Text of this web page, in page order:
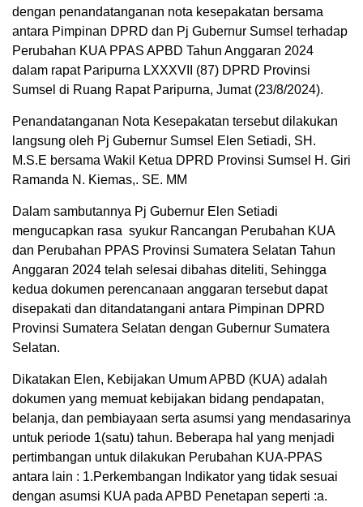
dengan penandatanganan nota kesepakatan bersama
antara Pimpinan DPRD dan Pj Gubernur Sumsel terhadap
Perubahan KUA PPAS APBD Tahun Anggaran 2024
dalam rapat Paripurna LXXXVII (87) DPRD Provinsi
Sumsel di Ruang Rapat Paripurna, Jumat (23/8/2024).
Penandatanganan Nota Kesepakatan tersebut dilakukan
langsung oleh Pj Gubernur Sumsel Elen Setiadi, SH.
M.S.E bersama Wakil Ketua DPRD Provinsi Sumsel H. Giri
Ramanda N. Kiemas,. SE. MM
Dalam sambutannya Pj Gubernur Elen Setiadi
mengucapkan rasa syukur Rancangan Perubahan KUA
dan Perubahan PPAS Provinsi Sumatera Selatan Tahun
Anggaran 2024 telah selesai dibahas diteliti, Sehingga
kedua dokumen perencanaan anggaran tersebut dapat
disepakati dan ditandatangani antara Pimpinan DPRD
Provinsi Sumatera Selatan dengan Gubernur Sumatera
Selatan.
Dikatakan Elen, Kebijakan Umum APBD (KUA) adalah
dokumen yang memuat kebijakan bidang pendapatan,
belanja, dan pembiayaan serta asumsi yang mendasarinya
untuk periode 1(satu) tahun. Beberapa hal yang menjadi
pertimbangan untuk dilakukan Perubahan KUA-PPAS
antara lain : 1.Perkembangan Indikator yang tidak sesuai
dengan asumsi KUA pada APBD Penetapan seperti :a.